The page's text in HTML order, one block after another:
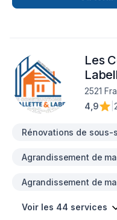
espaces extérieurs
intérieur ou extérieur,
et la même rigueur à
est d’offrir un service clé
personnalisé, du design
Les
2521
4,9
Rénovations de sous-
Agrandissement de
Agrandissement de
Voir les 44 services